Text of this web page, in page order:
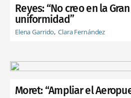
Reyes: “No creo en la
uniformidad”
Elena Garrido Clara Fernández
Moret: “Ampliar el